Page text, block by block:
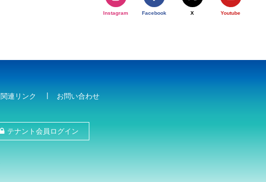
Instagram Facebook X Youtube
関連リンク お問い合わせ
テナント会員ログイン